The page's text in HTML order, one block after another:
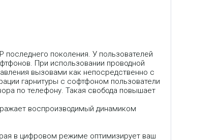
поколения. У пользователей
При использовании проводной
вызовами как непосредственно с
гарнитуры с софтфоном пользователи
по телефону. Такая свобода повышает
воспроизводимый динамиком
в цифровом режиме оптимизирует ваш